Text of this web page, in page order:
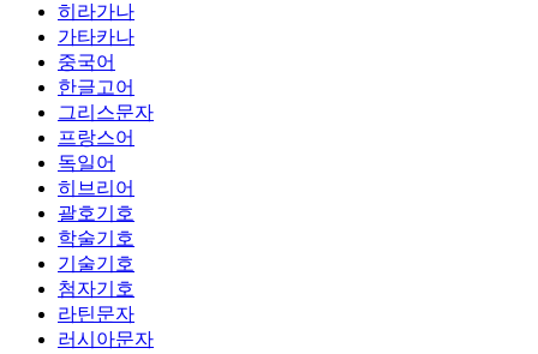
히라가나
가타카나
중국어
한글고어
그리스문자
프랑스어
독일어
히브리어
괄호기호
학술기호
기술기호
첨자기호
라틴문자
러시아문자